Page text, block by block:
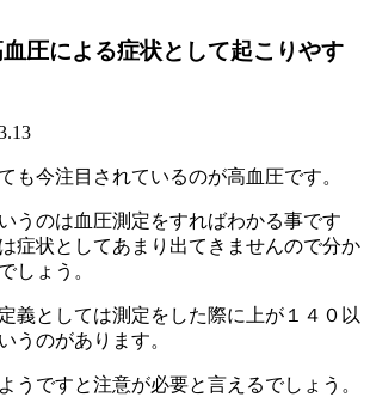
圧による症状として起こりやす
も今注目されているのが高血圧です。
うのは血圧測定をすればわかる事です
症状としてあまり出てきませんので分か
しょう。
義としては測定をした際に上が１４０以
うのがあります。
うですと注意が必要と言えるでしょう。